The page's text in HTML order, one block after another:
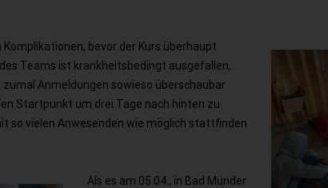
bevor der Kurs überhaupt
Teams ist krankheitsbedingt ausgefallen,
Anmeldungen sowieso überschaubar
Startpunkt um drei Tage nach hinten zu
so vielen Anwesenden wie möglich stattfinden
Als es am 05.04., in Bad Münder